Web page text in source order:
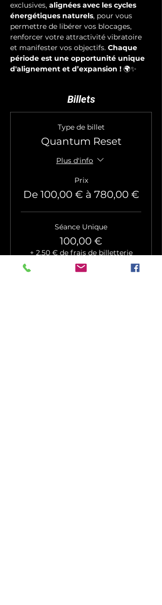
exclusives, alignées avec les cycles
énergétiques naturels, pour vous
permettre de libérer vos blocages,
renforcer votre attractivité vibratoire
et manifester vos objectifs. Chaque
période est une opportunité unique
d'alignement et d’expansion ! 🌍✨
Billets
Type de billet
Quantum Reset
Plus d'info
Prix
De 100,00 € à 780,00 €
Séance Unique
100,00 €
+ 2,50 € de frais de billetterie
Quantité